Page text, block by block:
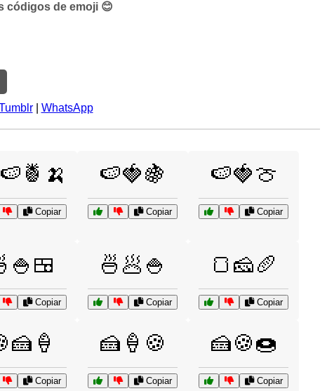
códigos de emoji 😊
| WhatsApp
Copiar
🍉🍓🍇
Copiar
🍉🍓🍈
Copiar
Copiar
🍜🥟🍚
Copiar
🍞🧀🥖
Copiar
Copiar
🍰🍦🍪
Copiar
🍰🍪🍩
Copiar